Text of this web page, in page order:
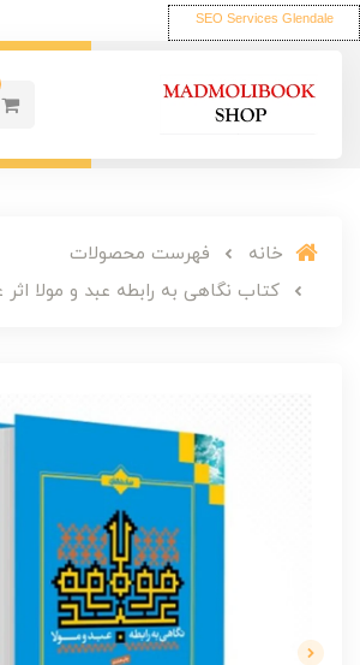
SEO Services Glendale
خانه
فهرست محصولات
کتاب نگاهی به رابطه عبد و مولا اثر